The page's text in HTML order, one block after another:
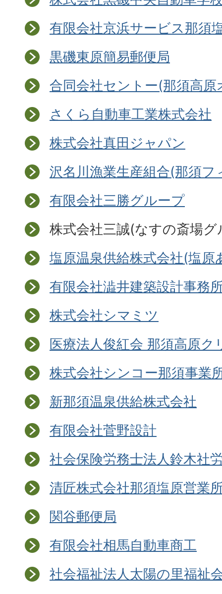
有限会社京浜サービス那須
黒磯東原簡易郵便局
合同会社セントー(那須高
さくら自動車工業株式会社
株式会社真田ジャパン
沢名川漁業生産組合(那須
有限会社三勝グループ
株式会社三誠(なすの斎場グ
塩原温泉供給株式会社(塩原
有限会社澁井建築設計事務
株式会社シマミツ
医療法人俊紅会 那須高原ク
株式会社シンコー那須事業
新那須温泉供給株式会社
有限会社菅野設計
社会保険労務士法人鈴木社
清匠株式会社那須塩原営業
関谷郵便局
有限会社相馬自動車商工
社会福祉法人太陽の里福祉